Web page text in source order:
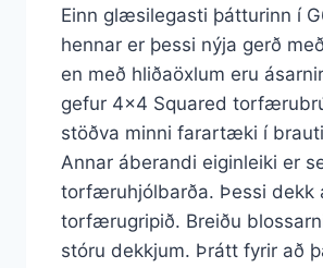
Einn glæsilegasti þátturinn í
hennar er þessi nýja gerð
en með hliðaöxlum eru
gefur 4×4 Squared
stöðva minni farartæki í
Annar áberandi eiginleiki er
torfæruhjólbarða. Þessi dekk
torfærugripið. Breiðu
stóru dekkjum. Þrátt fyrir að